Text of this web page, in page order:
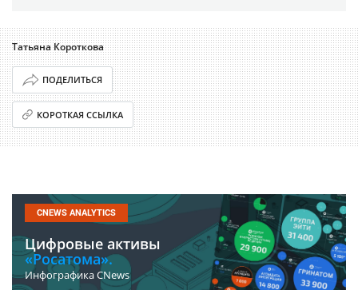
Татьяна Короткова
ПОДЕЛИТЬСЯ
КОРОТКАЯ ССЫЛКА
CNEWS ANALYTICS
Цифровые активы
«Росатома».
Инфографика CNews